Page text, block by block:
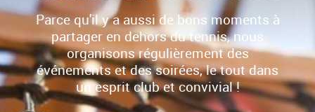
Parce qu'il y a aussi de bons moments à
partager en dehors du tennis, nous
organisons régulièrement des
événements et des soirées, le tout dans
un esprit club et convivial !